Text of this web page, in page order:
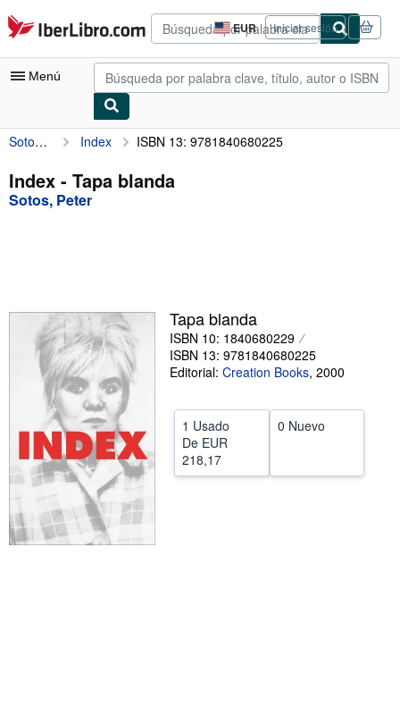
Pasar al contenido principal
IberLibro.com EUR
Preferencias
de
compra
del
Iniciar sesión
Menú
Mi cuenta
Consultar mis pedidos
Búsqueda avanzada
Vendedores
Comenzar a vender
Ayuda
CERRAR
Sotos, Peter Index ISBN 13: 9781840680225
Index - Tapa blanda
Sotos, Peter
Tapa blanda
ISBN 10: 1840680229
ISBN 13: 9781840680225
Editorial: Creation Books, 2000
1 Usado
De EUR
218,17
0 Nuevo